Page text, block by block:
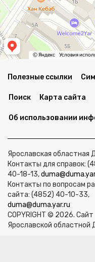
Полезные ссылки
Поиск Карта сайта
Об использовании
Ярославская областная
Контакты для справок:
40-18-13,
Контакты по вопросам
сайта: (4852) 40-10-33,
duma@duma.yar.ru
COPYRIGHT © 2026. Сайт
Ярославской областной